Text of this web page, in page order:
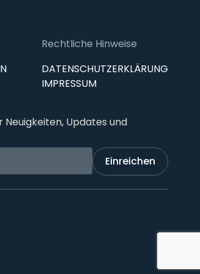
Rechtliche Hinweise
DATENSCHUTZERKLÄRUNG
IMPRESSUM
Updates und
Einreichen